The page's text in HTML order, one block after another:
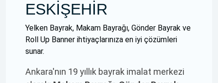
ESKİŞEHİR
Yelken Bayrak, Makam Bayrağı, Gönder Bayrak ve
Roll Up Banner ihtiyaçlarınıza en iyi çözümleri
sunar.
Ankara'nın 19 yıllık bayrak imalat merkezi